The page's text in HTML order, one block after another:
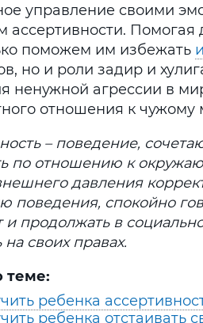
управление своими
ассертивности. Помогая
поможем им избежать
но и роли задир и
ненужной агрессии в
отношения к
– поведение,
по отношению к
давления
поведения, спокойно
и продолжать в
на своих правах.
теме:
ребенка
ребенка отстаивать